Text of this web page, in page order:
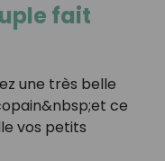
fait
une très belle
ce
vos petits